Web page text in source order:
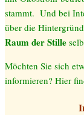
stammt. Und bei
über die
Raum der Stille
Möchten Sie sich
informieren? Hier